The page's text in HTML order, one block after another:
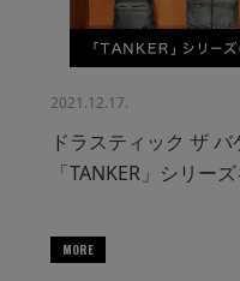
2021.12.17.
ドラスティック ザ
「TANKER」シリー
MORE